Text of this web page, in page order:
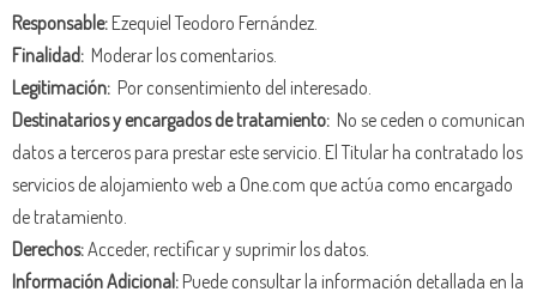
Responsable:Ezequiel Teodoro Fernández.
Finalidad: Moderar los comentarios.
Legitimación: Por consentimiento del interesado.
Destinatarios y encargados de tratamiento: No se ceden o comunican
datos a terceros para prestar este servicio. El Titular ha contratado los
servicios de alojamiento web a One.com que actúa como encargado
de tratamiento.
Derechos:Acceder, rectificar y suprimir los datos.
Información Adicional:Puede consultar la información detallada en la